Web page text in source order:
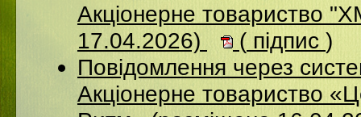
Акціонерне
17.04.2026)
( підпис )
Повідомлення через
Акціонерне товариство